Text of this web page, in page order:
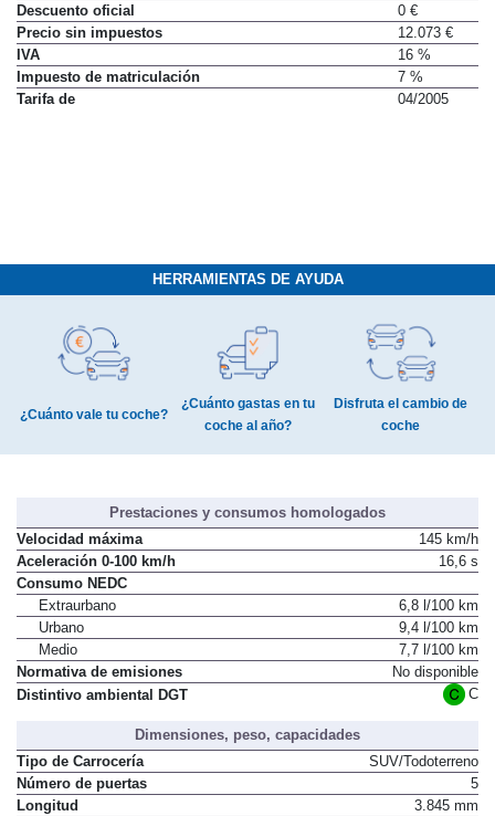
Descuento oficial
0 €
Precio sin impuestos
12.073 €
IVA
16 %
Impuesto de matriculación
7 %
Tarifa de
04/2005
HERRAMIENTAS DE AYUDA
¿Cuánto vale tu coche?
¿Cuánto gastas en tu
coche al año?
Disfruta el cambio de
coche
Prestaciones y consumos homologados
Velocidad máxima
145 km/h
Aceleración 0-100 km/h
16,6 s
Consumo NEDC
Extraurbano
6,8 l/100 km
Urbano
9,4 l/100 km
Medio
7,7 l/100 km
Normativa de emisiones
No disponible
Distintivo ambiental DGT
C
Dimensiones, peso, capacidades
Tipo de Carrocería
SUV/Todoterreno
Número de puertas
5
Longitud
3.845 mm